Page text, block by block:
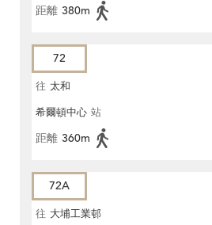
距離 380m
72
往 太和
希爾頓中心 站
距離 360m
72A
往 大埔工業邨